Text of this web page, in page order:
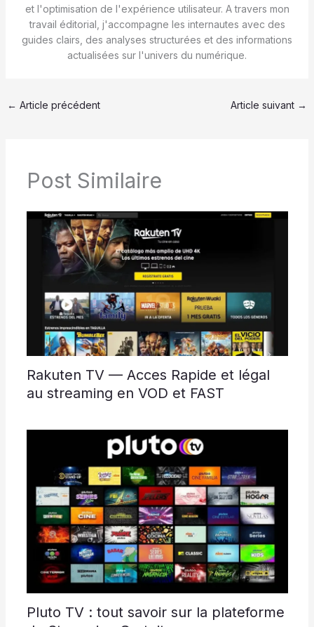
et l'optimisation de l'expérience utilisateur. A travers mon
travail éditorial, j'accompagne les internautes avec des
guides clairs, des analyses structurées et des informations
actualisées sur l'univers du numérique.
← Article précédent Article suivant →
Post Similaire
Rakuten TV — Acces Rapide et légal
au streaming en VOD et FAST
Pluto TV : tout savoir sur la plateforme